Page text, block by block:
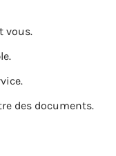
vous.
des documents.